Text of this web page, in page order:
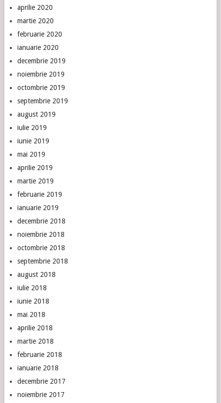
aprilie 2020
martie 2020
februarie 2020
ianuarie 2020
decembrie 2019
noiembrie 2019
octombrie 2019
septembrie 2019
august 2019
iulie 2019
iunie 2019
mai 2019
aprilie 2019
martie 2019
februarie 2019
ianuarie 2019
decembrie 2018
noiembrie 2018
octombrie 2018
septembrie 2018
august 2018
iulie 2018
iunie 2018
mai 2018
aprilie 2018
martie 2018
februarie 2018
ianuarie 2018
decembrie 2017
noiembrie 2017